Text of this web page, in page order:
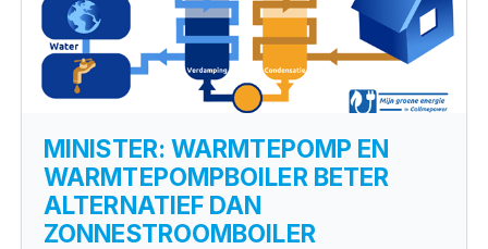
MINISTER: WARMTEPOMP EN
WARMTEPOMPBOILER BETER
ALTERNATIEF DAN
ZONNESTROOMBOILER